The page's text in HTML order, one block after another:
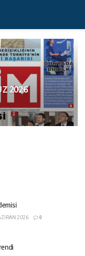
2026
2026 0